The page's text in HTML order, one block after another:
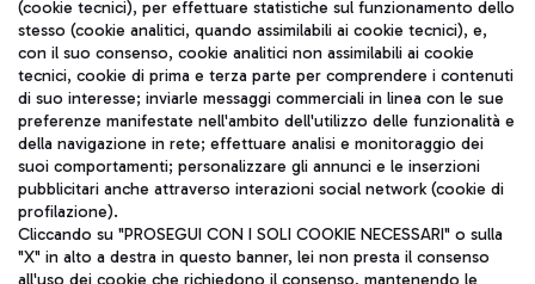
TRAVEL JOURNAL
ITA
(cookie tecnici), per effettuare statistiche sul funzionamento dello
stesso (cookie analitici, quando assimilabili ai cookie tecnici), e,
con il suo consenso, cookie analitici non assimilabili ai cookie
tecnici, cookie di prima e terza parte per comprendere i contenuti
di suo interesse; inviarle messaggi commerciali in linea con le sue
preferenze manifestate nell'ambito dell'utilizzo delle funzionalità e
della navigazione in rete; effettuare analisi e monitoraggio dei
suoi comportamenti; personalizzare gli annunci e le inserzioni
pubblicitari anche attraverso interazioni social network (cookie di
profilazione).
Cliccando su "PROSEGUI CON I SOLI COOKIE NECESSARI" o sulla
"X" in alto a destra in questo banner, lei non presta il consenso
all'uso dei cookie che richiedono il consenso, mantenendo le